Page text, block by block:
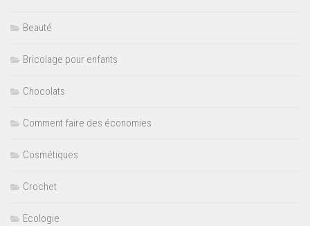
Beauté
Bricolage pour enfants
Chocolats
Comment faire des économies
Cosmétiques
Crochet
Ecologie